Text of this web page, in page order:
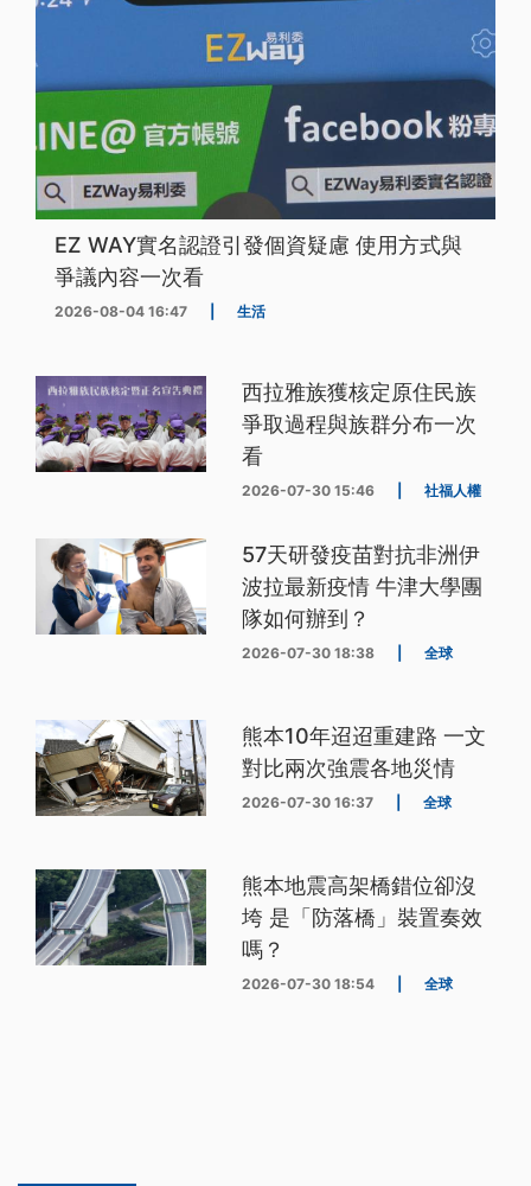
EZ WAY實名認證引發個資疑慮 使用方式與
爭議內容一次看
2026-08-04 16:47 生活
西拉雅族獲核定原住民族
爭取過程與族群分布一次
看
2026-07-30 15:46 社福人權
57天研發疫苗對抗非洲伊
波拉最新疫情 牛津大學團
隊如何辦到？
2026-07-30 18:38 全球
熊本10年迢迢重建路 一文
對比兩次強震各地災情
2026-07-30 16:37 全球
熊本地震高架橋錯位卻沒
垮 是「防落橋」裝置奏效
嗎？
2026-07-30 18:54 全球